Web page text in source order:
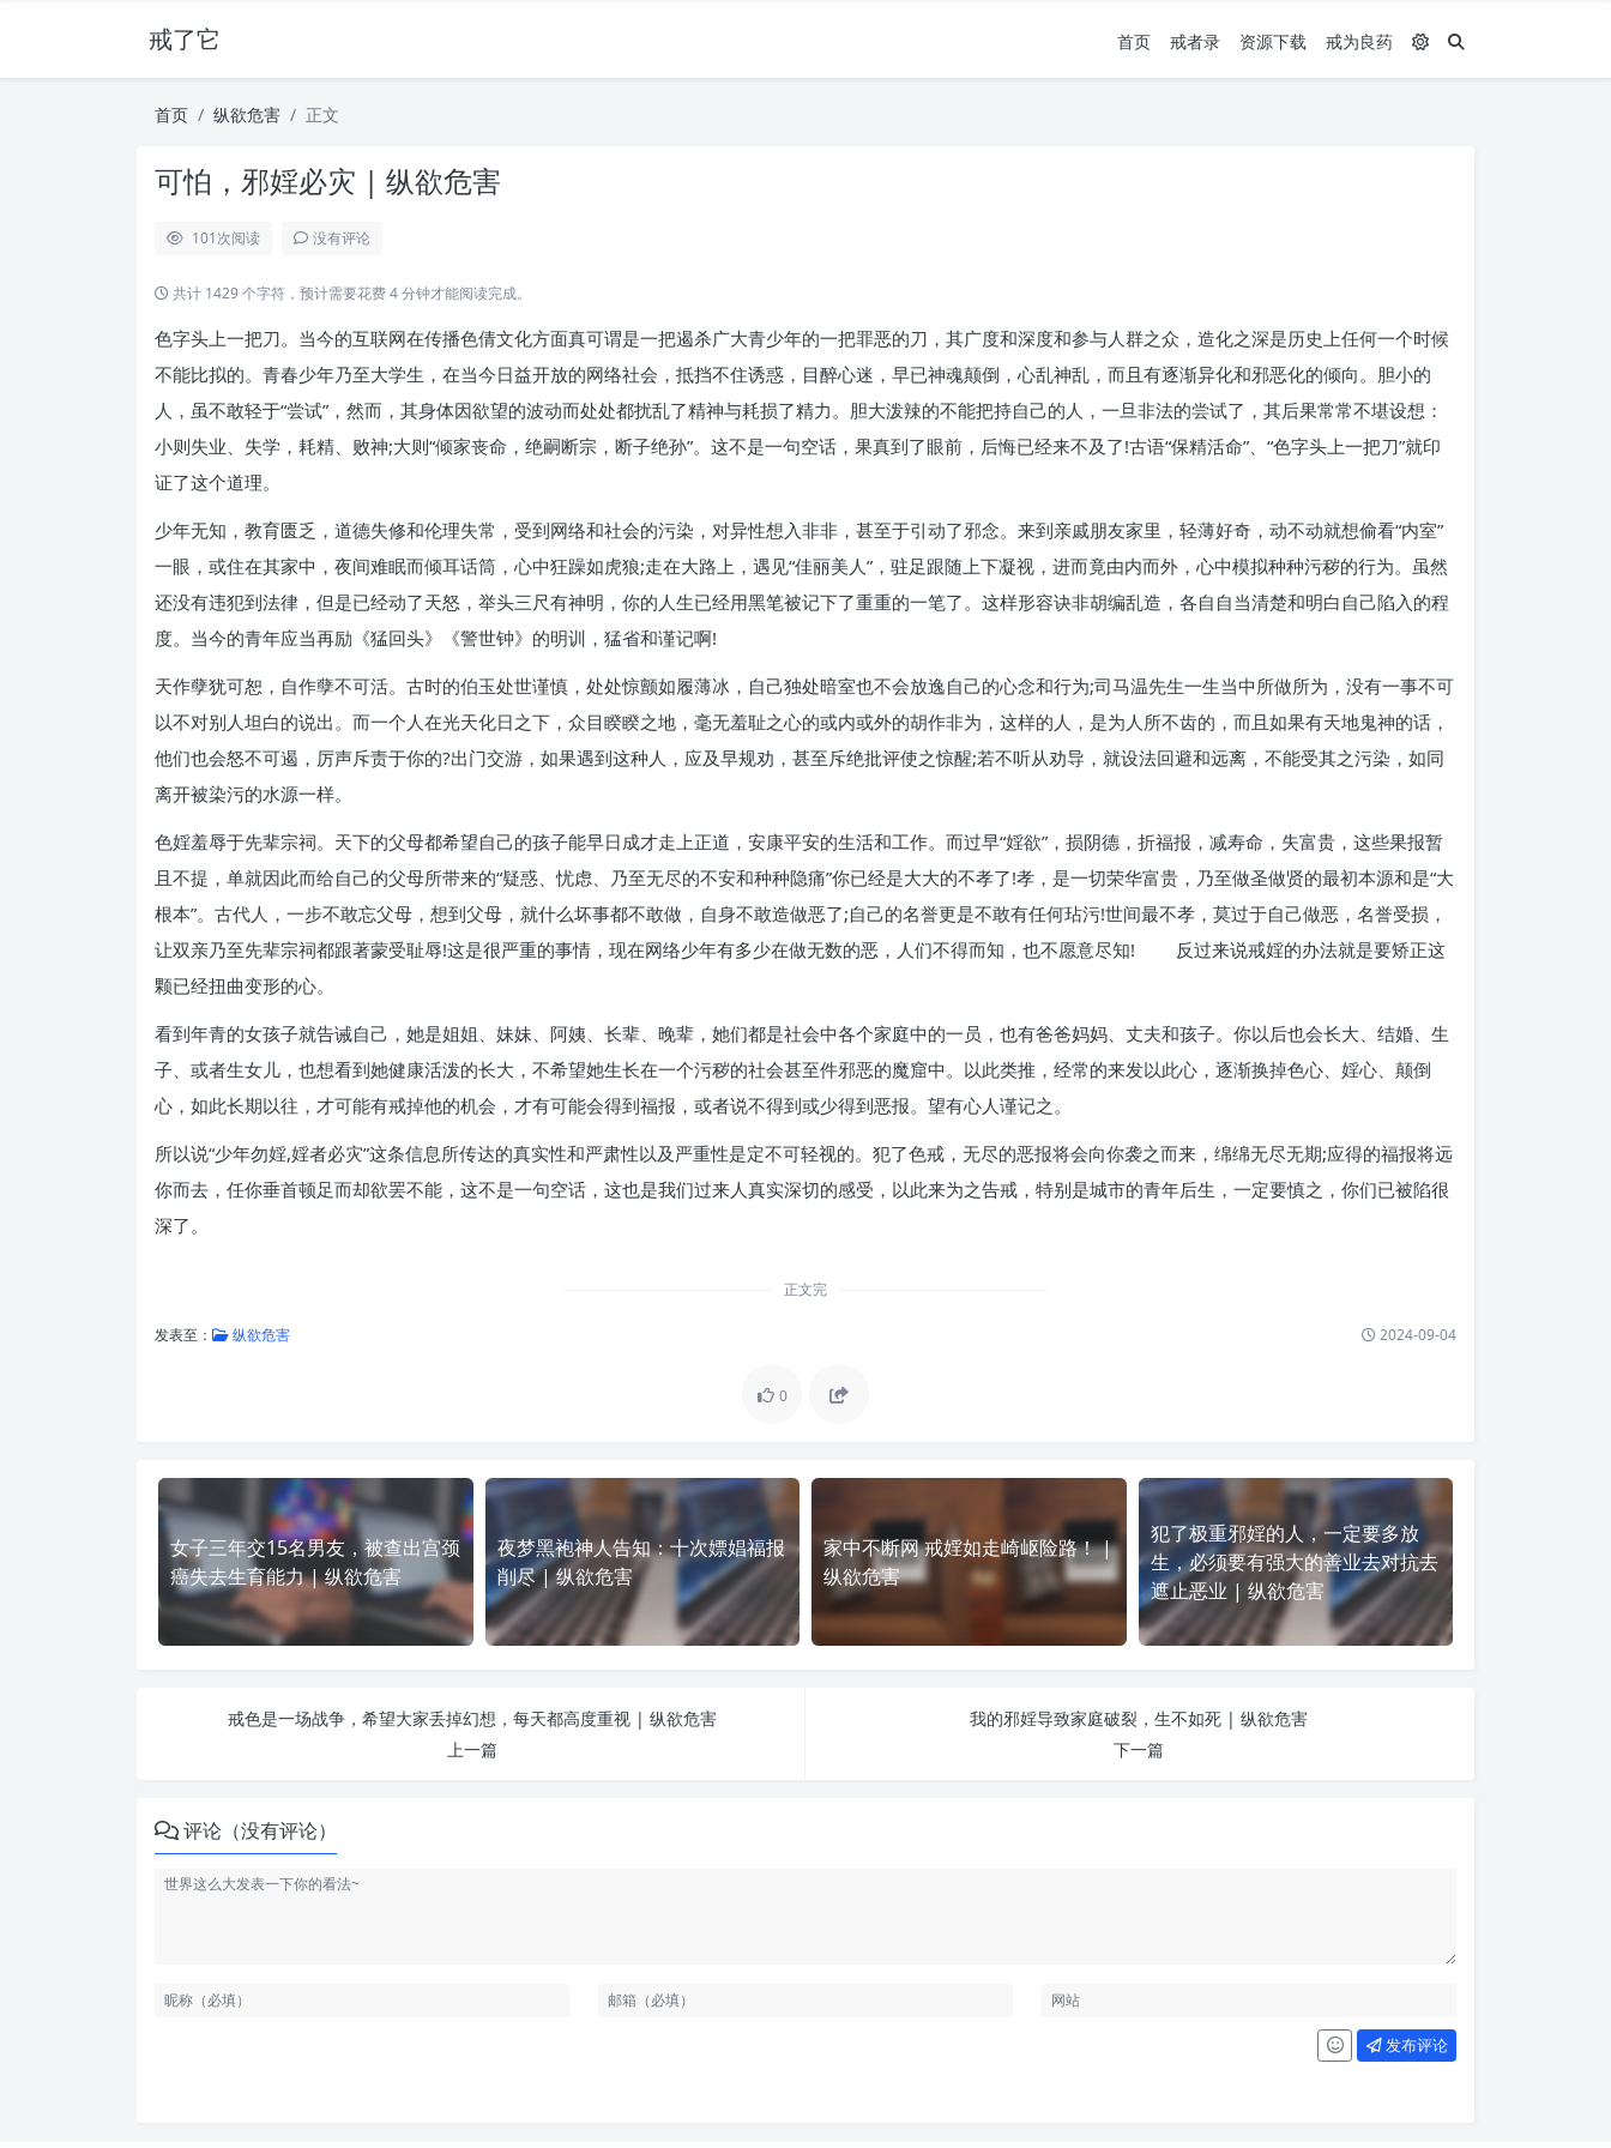
戒了它 首页 戒者录 资源下载 戒为良药
首页 纵欲危害 正文
可怕，邪婬必灾 | 纵欲危害
101次阅读 没有评论
共计 1429 个字符，预计需要花费 4 分钟才能阅读完成。
色字头上一把刀。当今的互联网在传播色倩文化方面真可谓是一把遏杀广大青少年的一把罪恶的刀，其广度和深度和参与人群之众，造化之深是历史上任何一个时候
不能比拟的。青春少年乃至大学生，在当今日益开放的网络社会，抵挡不住诱惑，目醉心迷，早已神魂颠倒，心乱神乱，而且有逐渐异化和邪恶化的倾向。胆小的
人，虽不敢轻于“尝试”，然而，其身体因欲望的波动而处处都扰乱了精神与耗损了精力。胆大泼辣的不能把持自己的人，一旦非法的尝试了，其后果常常不堪设想：
小则失业、失学，耗精、败神;大则“倾家丧命，绝嗣断宗，断子绝孙”。这不是一句空话，果真到了眼前，后悔已经来不及了!古语“保精活命”、“色字头上一把刀”就印
证了这个道理。
少年无知，教育匮乏，道德失修和伦理失常，受到网络和社会的污染，对异性想入非非，甚至于引动了邪念。来到亲戚朋友家里，轻薄好奇，动不动就想偷看“内室”
一眼，或住在其家中，夜间难眠而倾耳话筒，心中狂躁如虎狼;走在大路上，遇见“佳丽美人”，驻足跟随上下凝视，进而竟由内而外，心中模拟种种污秽的行为。虽然
还没有违犯到法律，但是已经动了天怒，举头三尺有神明，你的人生已经用黑笔被记下了重重的一笔了。这样形容诀非胡编乱造，各自自当清楚和明白自己陷入的程
度。当今的青年应当再励《猛回头》《警世钟》的明训，猛省和谨记啊!
天作孽犹可恕，自作孽不可活。古时的伯玉处世谨慎，处处惊颤如履薄冰，自己独处暗室也不会放逸自己的心念和行为;司马温先生一生当中所做所为，没有一事不可
以不对别人坦白的说出。而一个人在光天化日之下，众目睽睽之地，毫无羞耻之心的或内或外的胡作非为，这样的人，是为人所不齿的，而且如果有天地鬼神的话，
他们也会怒不可遏，厉声斥责于你的?出门交游，如果遇到这种人，应及早规劝，甚至斥绝批评使之惊醒;若不听从劝导，就设法回避和远离，不能受其之污染，如同
离开被染污的水源一样。
色婬羞辱于先辈宗祠。天下的父母都希望自己的孩子能早日成才走上正道，安康平安的生活和工作。而过早“婬欲”，损阴德，折福报，减寿命，失富贵，这些果报暂
且不提，单就因此而给自己的父母所带来的“疑惑、忧虑、乃至无尽的不安和种种隐痛”你已经是大大的不孝了!孝，是一切荣华富贵，乃至做圣做贤的最初本源和是“大
根本”。古代人，一步不敢忘父母，想到父母，就什么坏事都不敢做，自身不敢造做恶了;自己的名誉更是不敢有任何玷污!世间最不孝，莫过于自己做恶，名誉受损，
让双亲乃至先辈宗祠都跟著蒙受耻辱!这是很严重的事情，现在网络少年有多少在做无数的恶，人们不得而知，也不愿意尽知! 反过来说戒婬的办法就是要矫正这
颗已经扭曲变形的心。
看到年青的女孩子就告诫自己，她是姐姐、妹妹、阿姨、长辈、晚辈，她们都是社会中各个家庭中的一员，也有爸爸妈妈、丈夫和孩子。你以后也会长大、结婚、生
子、或者生女儿，也想看到她健康活泼的长大，不希望她生长在一个污秽的社会甚至件邪恶的魔窟中。以此类推，经常的来发以此心，逐渐换掉色心、婬心、颠倒
心，如此长期以往，才可能有戒掉他的机会，才有可能会得到福报，或者说不得到或少得到恶报。望有心人谨记之。
所以说“少年勿婬,婬者必灾”这条信息所传达的真实性和严肃性以及严重性是定不可轻视的。犯了色戒，无尽的恶报将会向你袭之而来，绵绵无尽无期;应得的福报将远
你而去，任你垂首顿足而却欲罢不能，这不是一句空话，这也是我们过来人真实深切的感受，以此来为之告戒，特别是城市的青年后生，一定要慎之，你们已被陷很
深了。
正文完
发表至： 纵欲危害 2024-09-04
0
女子三年交15名男友，被查出宫颈
癌失去生育能力 | 纵欲危害
夜梦黑袍神人告知：十次嫖娼福报
削尽 | 纵欲危害
家中不断网 戒婬如走崎岖险路！ |
纵欲危害
犯了极重邪婬的人，一定要多放
生，必须要有强大的善业去对抗去
遮止恶业 | 纵欲危害
戒色是一场战争，希望大家丢掉幻想，每天都高度重视 | 纵欲危害
上一篇
我的邪婬导致家庭破裂，生不如死 | 纵欲危害
下一篇
评论（没有评论）
发布评论